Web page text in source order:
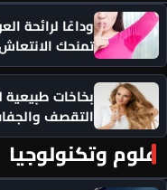
تمنحك
بخاخات طبيعية
التقصف
علوم وتكنولوجيا